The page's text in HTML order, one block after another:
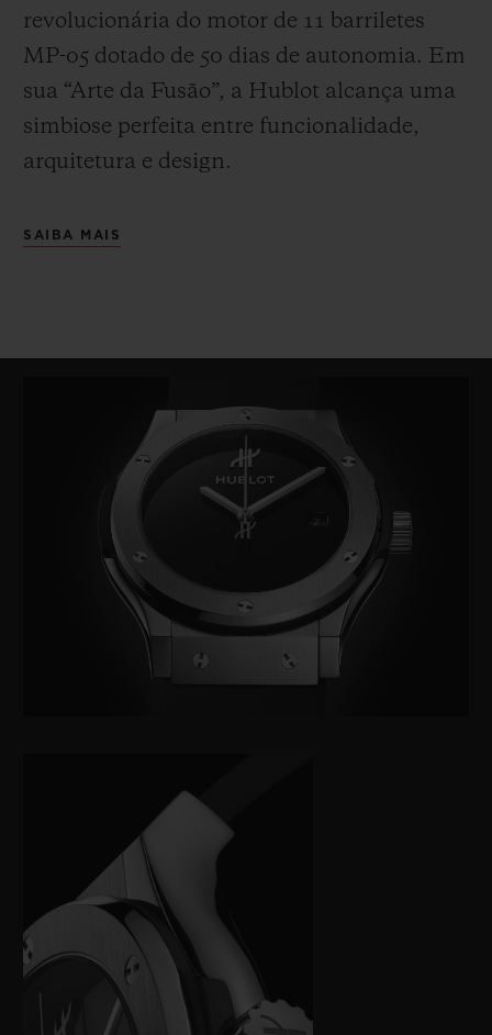
revolucionária do motor de 11 barriletes
MP-05 dotado de 50 dias de autonomia. Em
sua “Arte da Fusão”, a Hublot alcança uma
simbiose perfeita entre funcionalidade,
arquitetura e design.
SAIBA MAIS